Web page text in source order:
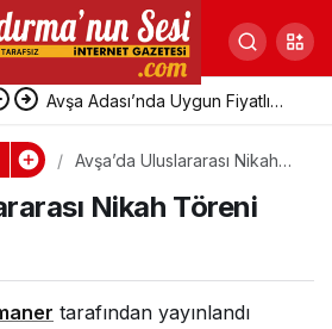
Avşa Adası’nda Uygun Fiyatlı
Pansiyonlara Yoğun Talep
Avşa’da Uluslararası Nikah
Nikah Töreni
tarafından yayınlandı
Paylaş